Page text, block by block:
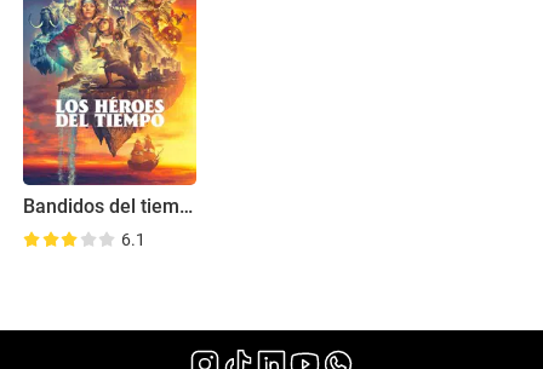
Bandidos del tiempo
6.1